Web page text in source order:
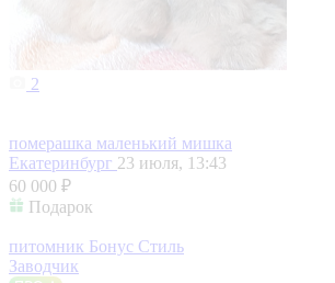
2
померашка маленький мишка
Екатеринбург 23 июля, 13:43
60 000 ₽
Подарок
питомник Бонус Стиль
Заводчик